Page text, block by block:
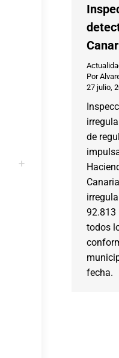
Por
27 julio,
de
92.813
todos
fecha.